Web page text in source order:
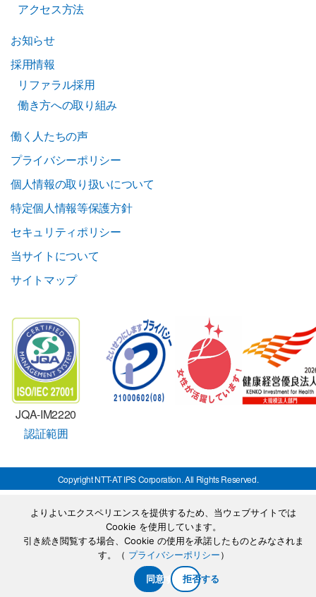
アクセス方法
お知らせ
採用情報
リファラル採用
働き方への取り組み
働く人たちの声
プライバシーポリシー
個人情報の取り扱いについて
特定個人情報等保護方針
セキュリティポリシー
当サイトについて
サイトマップ
JQA-IM2220
認証範囲
Copyright NTT-AT IPS Corporation. All Rights Reserved.
よりよいエクスペリエンスを提供するため、当ウェブサイトでは
Cookie を使用しています。
引き続き閲覧する場合、Cookie の使用を承諾したものとみなされま
す。（ プライバシーポリシー）
同意する拒否する